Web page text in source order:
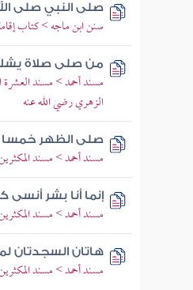
صلى النبي صلى
سنن ابن ماجه > كتاب
من صلى صلاة
مسند أحمد > مسند العشرة
الزهري رضي الله عنه
صلى الظهر خمسا
مسند أحمد > مسند
إنما أنا بشر أنسى
مسند أحمد > مسند
هاتان السجدتان
مسند أحمد > مسند